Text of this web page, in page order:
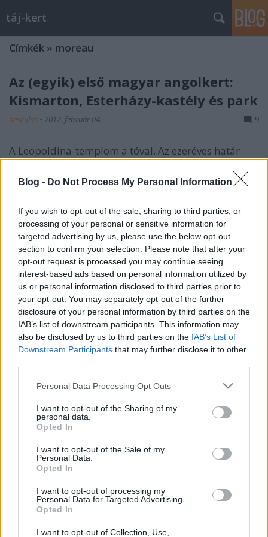
Blog - Do Not Process My Personal Information
If you wish to opt-out of the sale, sharing to third parties, or
processing of your personal or sensitive information for
targeted advertising by us, please use the below opt-out
section to confirm your selection. Please note that after your
opt-out request is processed you may continue seeing
interest-based ads based on personal information utilized by
us or personal information disclosed to third parties prior to
your opt-out. You may separately opt-out of the further
disclosure of your personal information by third parties on the
IAB’s list of downstream participants. This information may
also be disclosed by us to third parties on the IAB’s List of
Downstream Participants that may further disclose it to other
Please note that this website/app uses one or more Google
not limited to your visit or usage behaviour. You may click to
grant or deny consent to Google and its third-party tags to
use your data for below specified purposes in below Google
consent section.
Personal Data Processing Opt Outs
I want to opt-out of the Sharing of my
personal data.
Opted In
I want to opt-out of the Sale of my
Personal Data.
Opted In
I want to opt-out of processing my
Personal Data for Targeted Advertising.
Opted In
I want to opt-out of Collection, Use,
táj-kert
Címkék » moreau
Az (egyik) első magyar angolkert:
Kismarton, Esterházy-kastély és park
aesculus • 2012. február 04. 9
A Leopoldina-templom a tóval. Az ezeréves határ
nyugati szakaszánál fekszik Kismarton (Eisenstadt).
Az (önmagában is nagyon szép) kisváros
nevezetessége az Esterházy-kastély és a hozzá
1797-től kezdték átalakítani, tehát ez az egyik…
Újjáéledő kastélykert: Doba, Erdődy-
kastély
aesculus •2010. április 02.
A tóban tükröződő kastély 2010. március 27-én,
szombat reggel. Egy őszi posztban már
beszámoltam a dobai Erdődy-kastélykertben
elkezdődőtt felújításokról, ami a Műemlékek
Nemzeti Gondnoksága és a Corvinus Egyetem
Kertművészeti Tanszékének közös szervezésében (a
Elfeledett kastélykert: Doba
aesculus •2009. október 24.
értékekkel. Ilyen az Ajka mellett fekvő dobai Erdődy-
kastély, ami a legjelentősebb angol és német
(illetve még) múlt idő, hiszen a kert ma nincs a